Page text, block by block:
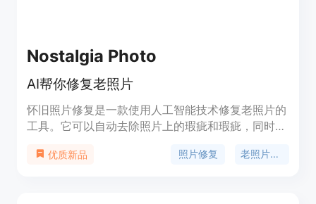
Nostalgia Photo
AI帮你修复老照片
怀旧照片修复是一款使用人工智能技术修复老照片的
工具。它可以自动去除照片上的瑕疵和瑕疵，同时保
可在几秒钟内恢复宝贵的回忆。定价灵活，价格低
优质新品 照片修复 老照片修复